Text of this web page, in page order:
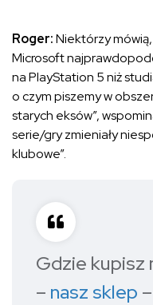
Roger:Niektórzy
Microsoft
na PlayStation 5 niż
o czym piszemy w
starych eksów”,
serie/gry zmieniały
klubowe”.
Gdzie kupisz
– nasz sklep